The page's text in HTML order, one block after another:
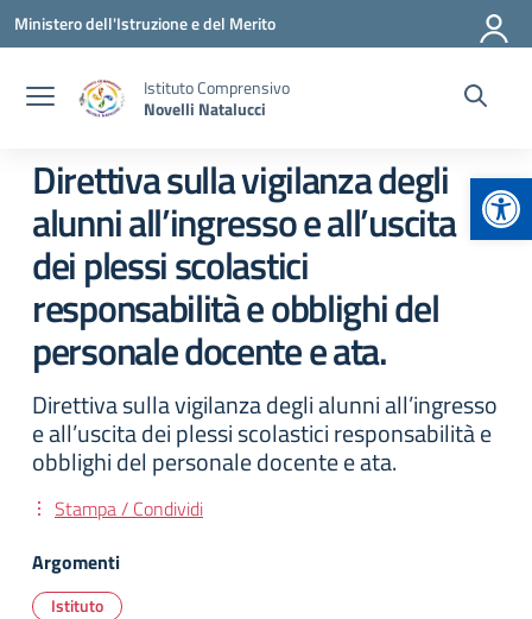
Vai ai contenuti
Vai al menu di navigazione
Vai al footer
Ministero dell'Istruzione e del Merito
Istituto Comprensivo
Novelli Natalucci
Direttiva sulla vigilanza degli
alunni all’ingresso e all’uscita
dei plessi scolastici
responsabilità e obblighi del
personale docente e ata.
Direttiva sulla vigilanza degli alunni all’ingresso
e all’uscita dei plessi scolastici responsabilità e
obblighi del personale docente e ata.
Stampa / Condividi
Argomenti
Istituto